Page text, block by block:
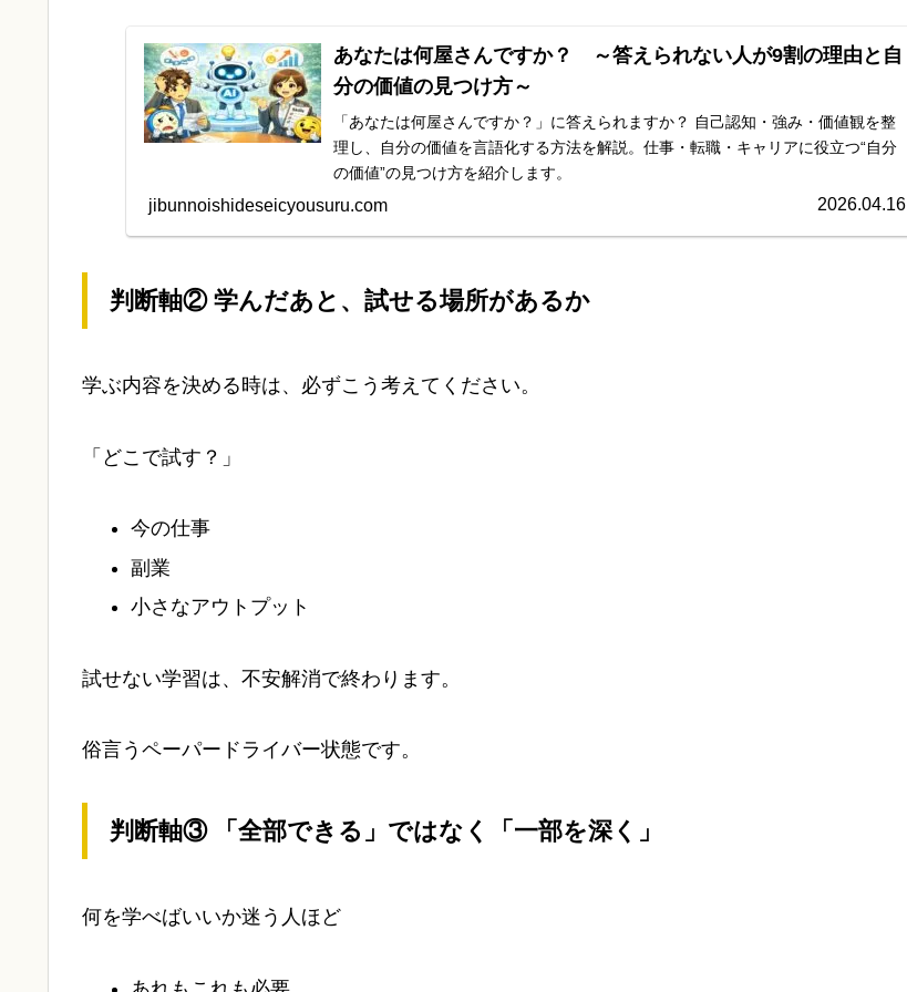
あなたは何屋さんですか？ ～答えられない人が9割の理由と自
分の価値の見つけ方～
「あなたは何屋さんですか？」に答えられますか？ 自己認知・強み・価値観を整
理し、自分の価値を言語化する方法を解説。仕事・転職・キャリアに役立つ“自分
の価値”の見つけ方を紹介します。
jibunnoishideseicyousuru.com 2026.04.16
判断軸②学んだあと、試せる場所があるか
学ぶ内容を決める時は、必ずこう考えてください。
「どこで試す？」
今の仕事
副業
小さなアウトプット
試せない学習は、不安解消で終わります。
俗言うペーパードライバー状態です。
判断軸③「全部できる」ではなく「一部を深く」
何を学べばいいか迷う人ほど